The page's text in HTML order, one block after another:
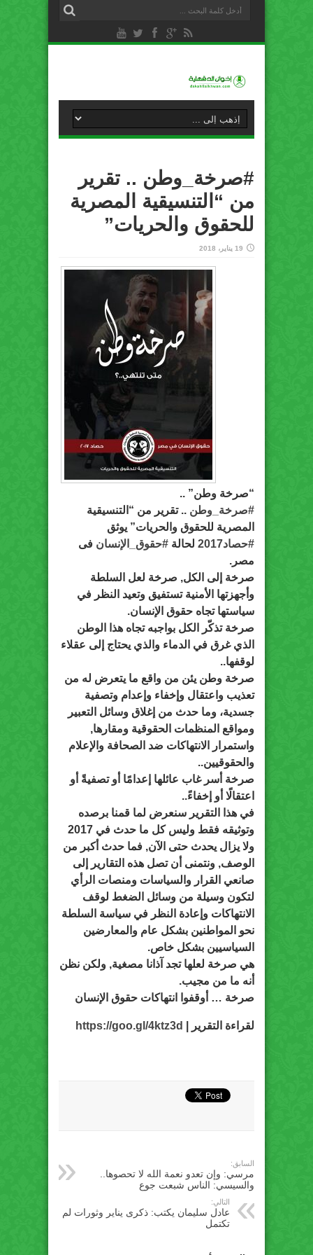
#صرخة_وطن .. تقرير
من “التنسيقية المصرية
للحقوق والحريات”
19 يناير، 2018
“صرخة وطن” ..
#صرخة_وطن .. تقرير من “التنسيقية
المصرية للحقوق والحريات” يوثق
#حصاد2017
لحالة #حقوق_الإنسان فى
مصر.
صرخة إلى الكل, صرخة لعل السلطة
وأجهزتها الأمنية تستفيق وتعيد النظر في
سياستها تجاه حقوق الإنسان.
صرخة تذكّر الكل بواجبه تجاه هذا الوطن
الذي غرق في الدماء والذي يحتاج إلى عقلاء
لوقفها..
صرخة وطن يئن من واقع ما يتعرض له من
تعذيب واعتقال وإخفاء وإعدام وتصفية
جسدية، وما حدث من إغلاق وسائل التعبير
ومواقع المنظمات الحقوقية ومقارها,
واستمرار الانتهاكات ضد الصحافة والإعلام
والحقوقيين..
صرخة أسر غاب عائلها إعدامًا أو تصفيةً أو
اعتقالًا أو إخفاءً..
في هذا التقرير سنعرض لما قمنا برصده
وتوثيقه فقط وليس كل ما حدث في 2017
ولا يزال يحدث حتى الآن, فما حدث أكبر من
الوصف, ونتمنى أن تصل هذه التقارير إلى
صانعي القرار والسياسات ومنصات الرأي
لتكون وسيلة من وسائل الضغط لوقف
الانتهاكات وإعادة النظر في سياسة السلطة
نحو المواطنين بشكل عام والمعارضين
السياسيين بشكل خاص.
هي صرخة لعلها تجد آذانا مصغية, ولكن نظن
أنه ما من مجيب.
صرخة … أوقفوا انتهاكات حقوق الإنسان
لقراءة التقرير | https://goo.gl/4ktz3d
السابق:
مرسي: وإن تعدو نعمة الله لا تحصوها..
والسيسي: الناس شبعت جوع
التالي:
عادل سليمان يكتب: ذكرى يناير وثورات لم
تكتمل